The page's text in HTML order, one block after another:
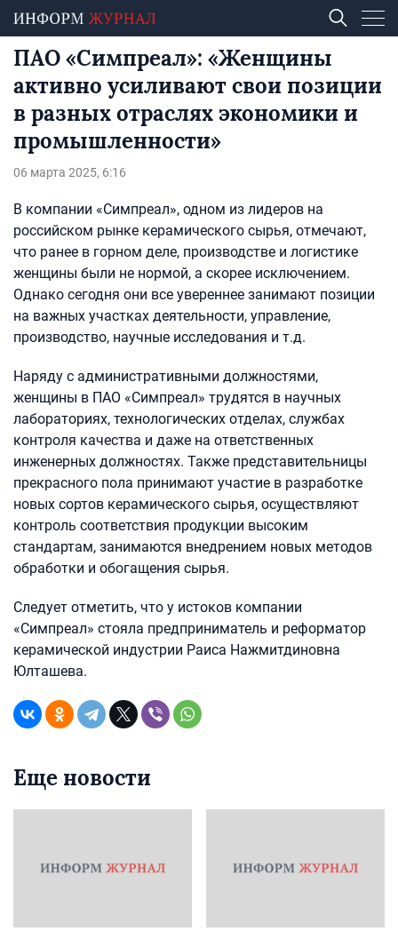
ПАО «Симпреал»: «Женщины
активно усиливают свои позиции
в разных отраслях экономики и
промышленности»
06 марта 2025, 6:16
В компании «Симпреал», одном из лидеров на
российском рынке керамического сырья, отмечают,
что ранее в горном деле, производстве и логистике
женщины были не нормой, а скорее исключением.
Однако сегодня они все увереннее занимают позиции
на важных участках деятельности, управление,
производство, научные исследования и т.д.
Наряду с административными должностями,
женщины в ПАО «Симпреал» трудятся в научных
лабораториях, технологических отделах, службах
контроля качества и даже на ответственных
инженерных должностях. Также представительницы
прекрасного пола принимают участие в разработке
новых сортов керамического сырья, осуществляют
контроль соответствия продукции высоким
стандартам, занимаются внедрением новых методов
обработки и обогащения сырья.
Следует отметить, что у истоков компании
«Симпреал» стояла предприниматель и реформатор
керамической индустрии Раиса Нажмитдиновна
Юлташева.
Еще новости